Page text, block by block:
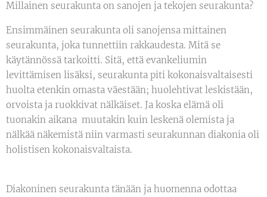
Millainen seurakunta on sanojen ja tekojen seurakunta?
Ensimmäinen seurakunta oli sanojensa mittainen
seurakunta, joka tunnettiin rakkaudesta. Mitä se
käytännössä tarkoitti. Sitä, että evankeliumin
levittämisen lisäksi, seurakunta piti kokonaisvaltaisesti
huolta etenkin omasta väestään; huolehtivat leskistään,
orvoista ja ruokkivat nälkäiset. Ja koska elämä oli
tuonakin aikana muutakin kuin leskenä olemista ja
nälkää näkemistä niin varmasti seurakunnan diakonia oli
holistisen kokonaisvaltaista.
Diakoninen seurakunta tänään ja huomenna odottaa